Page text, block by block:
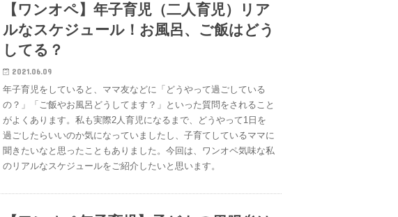
【ワンオペ】年子育児（二人育児）リア
ルなスケジュール！お風呂、ご飯はどう
してる？
2021.06.09
年子育児をしていると、ママ友などに「どうやって過ごしている
の？」「ご飯やお風呂どうしてます？」といった質問をされること
がよくあります。私も実際2人育児になるまで、どうやって1日を
過ごしたらいいのか気になっていましたし、子育てしているママに
聞きたいなと思ったこともありました。今回は、ワンオペ気味な私
のリアルなスケジュールをご紹介したいと思います。